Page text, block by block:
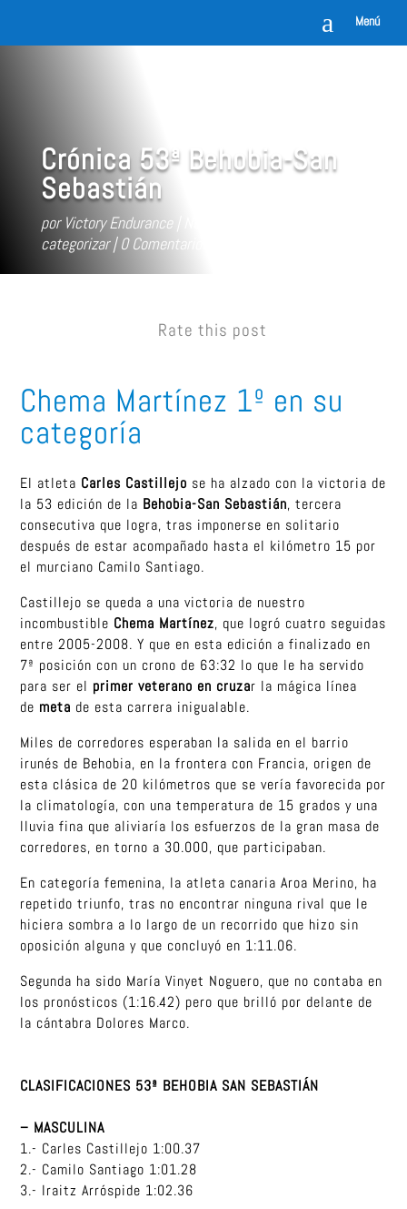
a Menú
Crónica 53ª Behobia-San
Sebastián
por Victory Endurance
categorizar
0 Comentarios
Rate this post
Chema Martínez 1º en su
categoría
El atleta Carles Castillejo se ha alzado con la victoria de
la 53 edición de la Behobia-San Sebastián, tercera
consecutiva que logra, tras imponerse en solitario
después de estar acompañado hasta el kilómetro 15 por
el murciano Camilo Santiago.
Castillejo se queda a una victoria de nuestro
incombustible Chema Martínez, que logró cuatro seguidas
entre 2005-2008. Y que en esta edición a finalizado en
7ª posición con un crono de 63:32 lo que le ha servido
para ser el primer veterano en cruzar la mágica línea
de meta de esta carrera inigualable.
Miles de corredores esperaban la salida en el barrio
irunés de Behobia, en la frontera con Francia, origen de
esta clásica de 20 kilómetros que se vería favorecida por
la climatología, con una temperatura de 15 grados y una
lluvia fina que aliviaría los esfuerzos de la gran masa de
corredores, en torno a 30.000, que participaban.
En categoría femenina, la atleta canaria Aroa Merino, ha
repetido triunfo, tras no encontrar ninguna rival que le
hiciera sombra a lo largo de un recorrido que hizo sin
oposición alguna y que concluyó en 1:11.06.
Segunda ha sido María Vinyet Noguero, que no contaba en
los pronósticos (1:16.42) pero que brilló por delante de
la cántabra Dolores Marco.
CLASIFICACIONES 53ª BEHOBIA SAN SEBASTIÁN
– MASCULINA
1.- Carles Castillejo 1:00.37
2.- Camilo Santiago 1:01.28
3.- Iraitz Arróspide 1:02.36